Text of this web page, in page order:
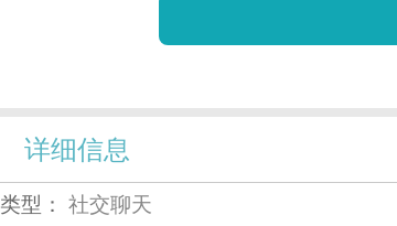
详细信息
类型： 社交聊天